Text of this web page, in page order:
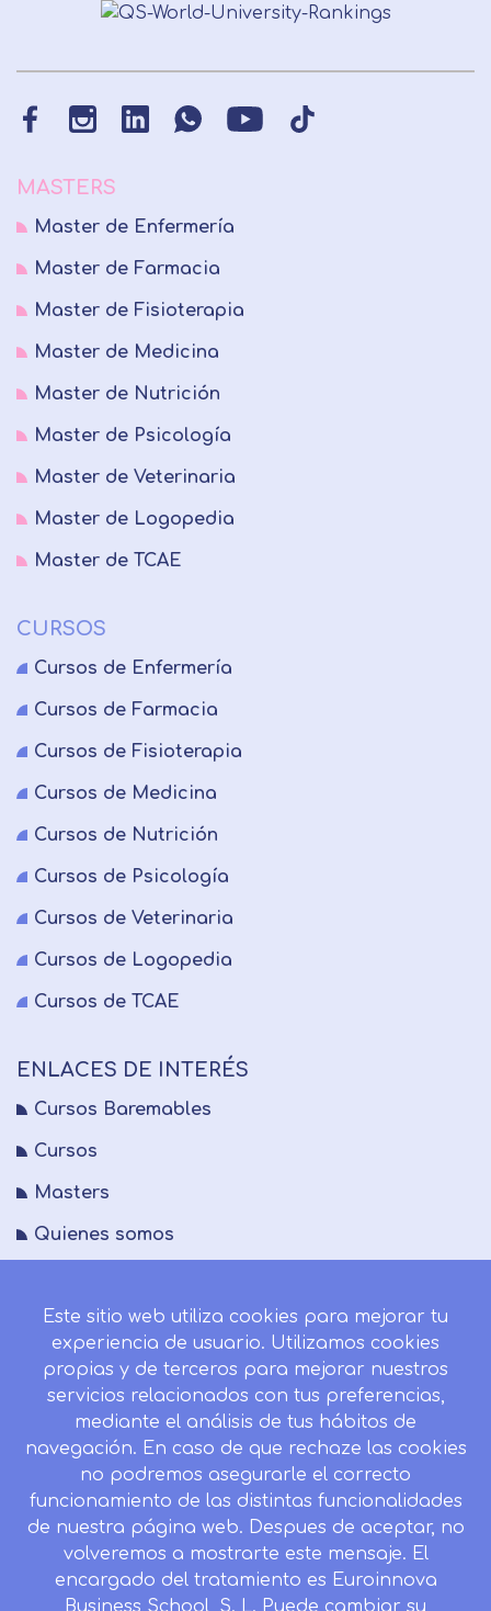
MASTERS
Master de Enfermería
Master de Farmacia
Master de Fisioterapia
Master de Medicina
Master de Nutrición
Master de Psicología
Master de Veterinaria
Master de Logopedia
Master de TCAE
CURSOS
Cursos de Enfermería
Cursos de Farmacia
Cursos de Fisioterapia
Cursos de Medicina
Cursos de Nutrición
Cursos de Psicología
Cursos de Veterinaria
Cursos de Logopedia
Cursos de TCAE
ENLACES DE INTERÉS
Cursos Baremables
Cursos
Masters
Quienes somos
Blog
Mapa del sitio
Desistir contrato aquí
CONTACTO
Camino de la Torrecilla N.º 30 EDIFICIO EDUCA
EDTECH, C.P. 18.200, Maracena (Granada)
958 050 746
Este sitio web utiliza cookies para mejorar tu
experiencia de usuario. Utilizamos cookies
propias y de terceros para mejorar nuestros
servicios relacionados con tus preferencias,
mediante el análisis de tus hábitos de
navegación. En caso de que rechaze las cookies
no podremos asegurarle el correcto
funcionamiento de las distintas funcionalidades
de nuestra página web. Despues de aceptar, no
volveremos a mostrarte este mensaje. El
encargado del tratamiento es Euroinnova
Business School, S. L. Puede cambiar su